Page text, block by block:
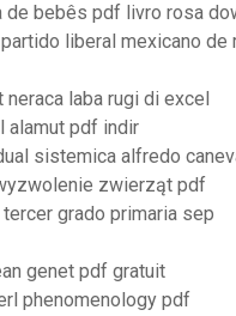
de bebês pdf livro rosa
liberal mexicano de
neraca laba rugi di excel
alamut pdf indir
sistemica alfredo
zwierząt pdf
grado primaria sep
genet pdf gratuit
phenomenology pdf